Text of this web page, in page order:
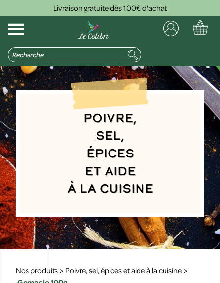
Livraison gratuite dès 100€ d'achat
Poivre,
sel,
épices
et aide
à la cuisine
Nos produits > Poivre, sel, épices et aide à la cuisine >